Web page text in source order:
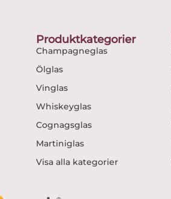
Produktkategorier
Champagneglas
Ölglas
Vinglas
Whiskeyglas
Cognagsglas
Martiniglas
Visa alla kategorier